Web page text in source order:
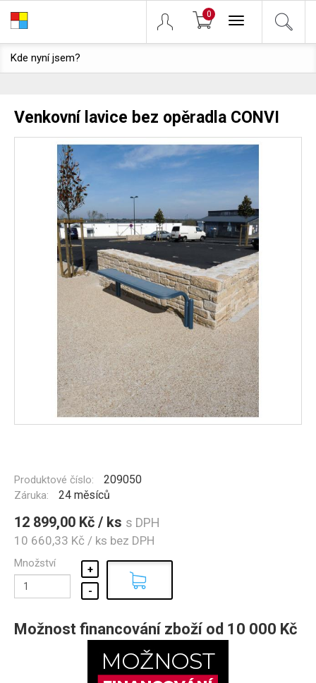
0
Toggle
Kde nyní jsem?
Venkovní lavice bez opěradla CONVI
Produktové číslo: 209050
Záruka: 24 měsíců
12 899,00 Kč / ks s DPH
10 660,33 Kč / ks bez DPH
Množství
Možnost financování zboží od 10 000 Kč